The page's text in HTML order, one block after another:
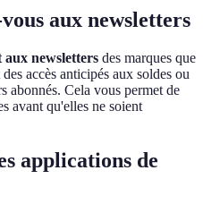
aux newsletters
newsletters des marques que
accès anticipés aux soldes ou
abonnés. Cela vous permet de
avant qu'elles ne soient
applications de